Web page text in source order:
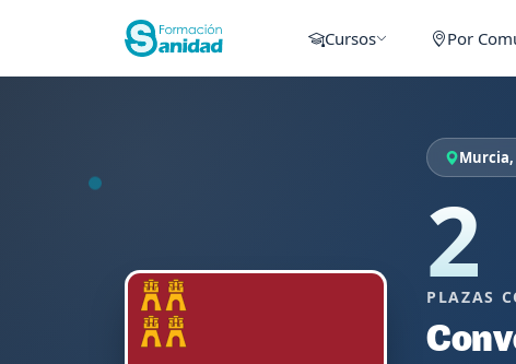
Cursos Por
Murcia,
2
PLAZAS